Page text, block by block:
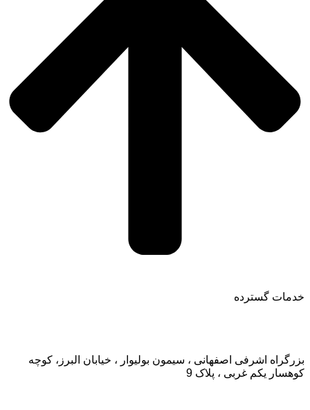
خدمات گسترده
بزرگراه اشرفی اصفهانی ، سیمون بولیوار ، خیابان البرز، کوچه
کوهسار یکم غربی ، پلاک 9